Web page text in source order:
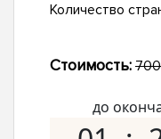
Количество
Стоимость:
до